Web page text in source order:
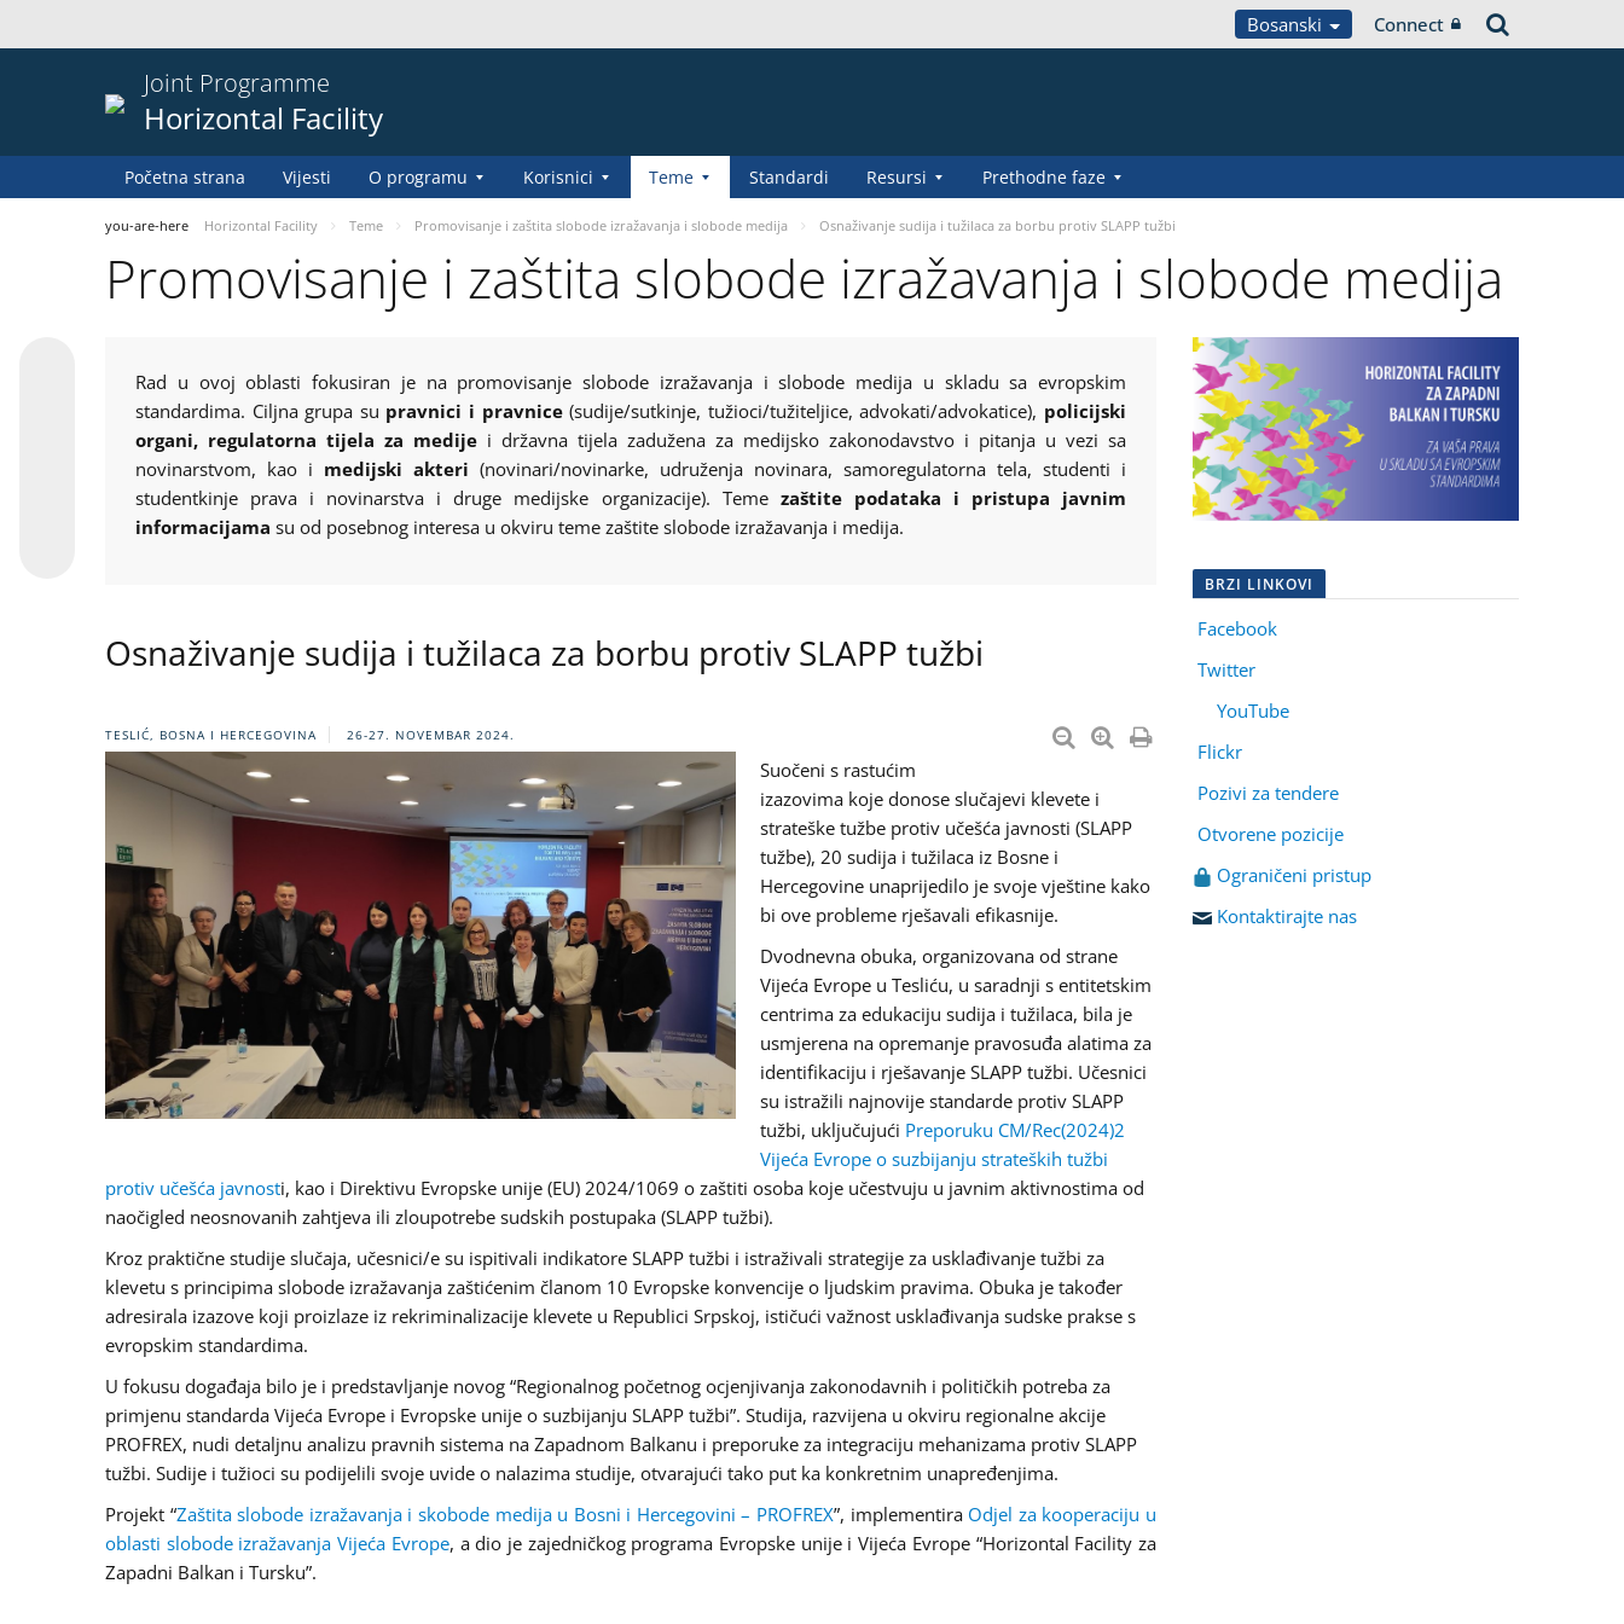
Bosanski Connect
Joint Programme
Horizontal Facility
Početna strana Vijesti O programu Korisnici Teme Standardi Resursi Prethodne faze
you-are-here Horizontal Facility Teme Promovisanje i zaštita slobode izražavanja i slobode medija Osnaživanje sudija i tužilaca za borbu protiv SLAPP tužbi
Promovisanje i zaštita slobode izražavanja i slobode medija
Rad u ovoj oblasti fokusiran je na promovisanje slobode izražavanja i slobode medija u skladu sa evropskim
standardima. Ciljna grupa su pravnici i pravnice(sudije/sutkinje, tužioci/tužiteljice, advokati/advokatice), policijski
organi, regulatorna tijela za medije i državna tijela zadužena za medijsko zakonodavstvo i pitanja u vezi sa
novinarstvom, kao i medijski akteri (novinari/novinarke, udruženja novinara, samoregulatorna tela, studenti i
studentkinje prava i novinarstva i druge medijske organizacije). Teme zaštite podataka i pristupa javnim
informacijama su od posebnog interesa u okviru teme zaštite slobode izražavanja i medija.
Osnaživanje sudija i tužilaca za borbu protiv SLAPP tužbi
TESLIĆ, BOSNA I HERCEGOVINA 26-27. NOVEMBAR 2024.
Suočeni s rastućim
izazovima koje donose slučajevi klevete i
strateške tužbe protiv učešća javnosti (SLAPP
tužbe), 20 sudija i tužilaca iz Bosne i
Hercegovine unaprijedilo je svoje vještine kako
bi ove probleme rješavali efikasnije.
Dvodnevna obuka, organizovana od strane
Vijeća Evrope u Tesliću, u saradnji s entitetskim
centrima za edukaciju sudija i tužilaca, bila je
usmjerena na opremanje pravosuđa alatima za
identifikaciju i rješavanje SLAPP tužbi. Učesnici
su istražili najnovije standarde protiv SLAPP
tužbi, uključujući Preporuku CM/Rec(2024)2
Vijeća Evrope o suzbijanju strateških tužbi
protiv učešća javnosti, kao i Direktivu Evropske unije (EU) 2024/1069 o zaštiti osoba koje učestvuju u javnim aktivnostima od
naočigled neosnovanih zahtjeva ili zloupotrebe sudskih postupaka (SLAPP tužbi).
Kroz praktične studije slučaja, učesnici/e su ispitivali indikatore SLAPP tužbi i istraživali strategije za usklađivanje tužbi za
klevetu s principima slobode izražavanja zaštićenim članom 10 Evropske konvencije o ljudskim pravima. Obuka je također
adresirala izazove koji proizlaze iz rekriminalizacije klevete u Republici Srpskoj, ističući važnost usklađivanja sudske prakse s
evropskim standardima.
U fokusu događaja bilo je i predstavljanje novog “Regionalnog početnog ocjenjivanja zakonodavnih i političkih potreba za
primjenu standarda Vijeća Evrope i Evropske unije o suzbijanju SLAPP tužbi”. Studija, razvijena u okviru regionalne akcije
PROFREX, nudi detaljnu analizu pravnih sistema na Zapadnom Balkanu i preporuke za integraciju mehanizama protiv SLAPP
tužbi. Sudije i tužioci su podijelili svoje uvide o nalazima studije, otvarajući tako put ka konkretnim unapređenjima.
Projekt “Zaštita slobode izražavanja i skobode medija u Bosni i Hercegovini – PROFREX”, implementira Odjel za kooperaciju u
oblasti slobode izražavanja Vijeća Evrope, a dio je zajedničkog programa Evropske unije i Vijeća Evrope “Horizontal Facility za
Zapadni Balkan i Tursku”.
BRZI LINKOVI
Facebook
Twitter
YouTube
Flickr
Pozivi za tendere
Otvorene pozicije
Ograničeni pristup
Kontaktirajte nas